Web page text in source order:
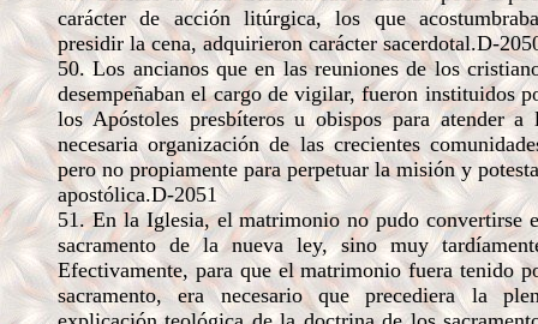
carácter de acción litúrgica, los que
presidir la cena, adquirieron carácter sacerdotal.D-
50. Los ancianos que en las reuniones de los
desempeñaban el cargo de vigilar, fueron instituidos
los Apóstoles presbíteros u obispos para atender a
necesaria organización de las crecientes
pero no propiamente para perpetuar la misión y
apostólica.D-2051
51. En la Iglesia, el matrimonio no pudo convertirse
sacramento de la nueva ley, sino muy
Efectivamente, para que el matrimonio fuera tenido
sacramento, era necesario que precediera la